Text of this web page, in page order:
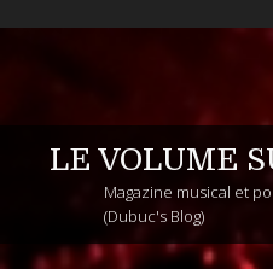
LE VOLUME
Magazine musical et
(Dubuc's Blog)